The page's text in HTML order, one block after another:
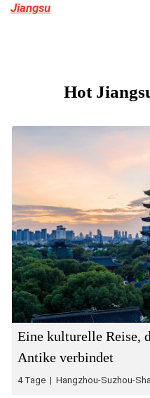
Jiangsu
Hot
Eine kulturelle Reise,
Antike verbindet
4 Tage | Hangzhou-Suzhou-